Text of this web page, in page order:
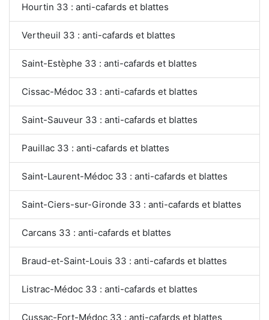
Hourtin 33 : anti-cafards et blattes
Vertheuil 33 : anti-cafards et blattes
Saint-Estèphe 33 : anti-cafards et blattes
Cissac-Médoc 33 : anti-cafards et blattes
Saint-Sauveur 33 : anti-cafards et blattes
Pauillac 33 : anti-cafards et blattes
Saint-Laurent-Médoc 33 : anti-cafards et blattes
Saint-Ciers-sur-Gironde 33 : anti-cafards et blattes
Carcans 33 : anti-cafards et blattes
Braud-et-Saint-Louis 33 : anti-cafards et blattes
Listrac-Médoc 33 : anti-cafards et blattes
Cussac-Fort-Médoc 33 : anti-cafards et blattes